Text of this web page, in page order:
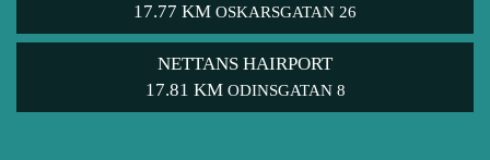
17.77 KM OSKARSGATAN 26
NETTANS HAIRPORT
17.81 KM ODINSGATAN 8